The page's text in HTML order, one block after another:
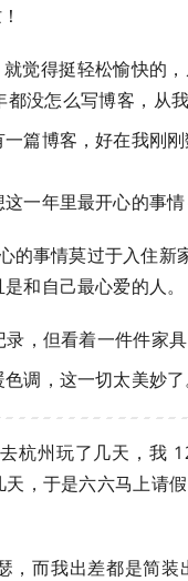
觉得挺轻松愉快的
没怎么写博客，从
篇博客，好在我刚
一年里最开心的事
的事情莫过于入住新
和自己最心爱的人。
，但看着一件件家
调，这一切太美妙
杭州玩了几天，我
，于是六六马上请
，而我出差都是简